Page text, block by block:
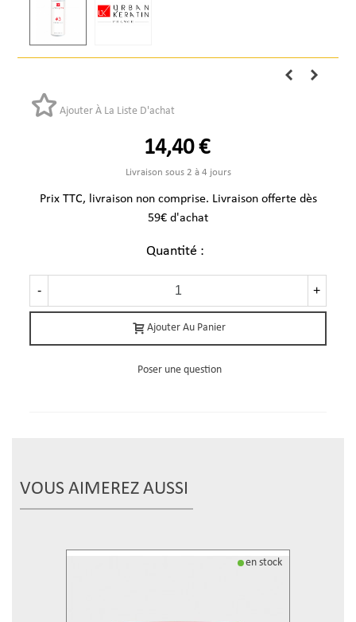
Ajouter À La Liste D'achat
14,40 €
Livraison sous 2 à 4 jours
Prix TTC, livraison non comprise. Livraison offerte dès
59€ d'achat
Quantité :
- +
Ajouter Au Panier
Poser une question
VOUS AIMEREZ AUSSI
en stock